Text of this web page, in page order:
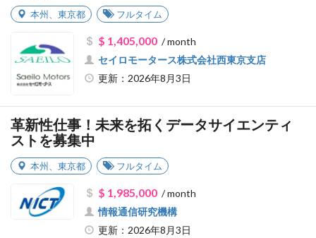
本州 東京都 フルタイム
$ 1,405,000/ month
セイロモータース株式会社西東京支店
更新：2026年8月3日
革新性仕事！未来を拓くデータサイエンティ
ストを募集中
本州 東京都 フルタイム
$ 1,985,000/ month
情報通信研究機構
更新：2026年8月3日